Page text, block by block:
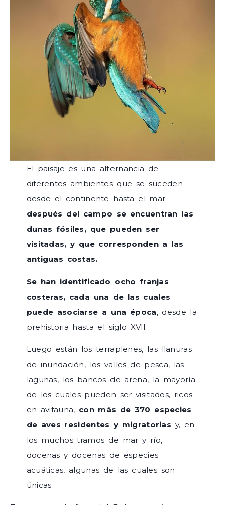
El paisaje es una alternancia de
diferentes ambientes que se suceden
desde el continente hasta el mar:
después del campo se encuentran las
dunas fósiles, que pueden ser
visitadas, y que corresponden a las
antiguas costas.
Se han identificado ocho franjas
costeras, cada una de las cuales
puede asociarse a una época, desde la
prehistoria hasta el siglo XVII.
Luego están los terraplenes, las llanuras
de inundación, los valles de pesca, las
lagunas, los bancos de arena, la mayoría
de los cuales pueden ser visitados, ricos
en avifauna, con más de 370 especies
de aves residentes y migratorias y, en
los muchos tramos de mar y río,
docenas y docenas de especies
acuáticas, algunas de las cuales son
únicas.